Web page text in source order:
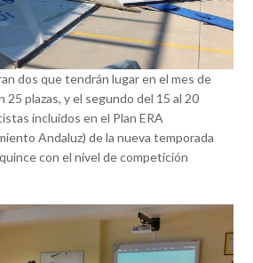
dos que tendrán lugar en el mes de
25 plazas, y el segundo del 15 al 20
incluidos en el Plan ERA
Andaluz) de la nueva temporada
con el nivel de competición